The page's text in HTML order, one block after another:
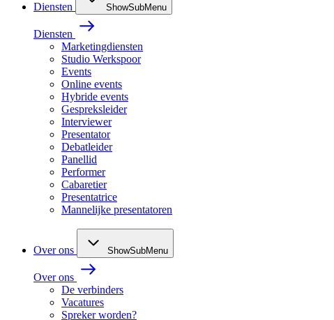
Diensten ShowSubMenu
Diensten
Marketingdiensten
Studio Werkspoor
Events
Online events
Hybride events
Gespreksleider
Interviewer
Presentator
Debatleider
Panellid
Performer
Cabaretier
Presentatrice
Mannelijke presentatoren
Over ons ShowSubMenu
Over ons
De verbinders
Vacatures
Spreker worden?